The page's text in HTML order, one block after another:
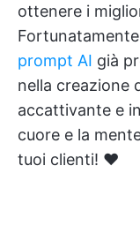
ottenere i
prompt AI già
nella creazione
accattivante e
cuore e la
tuoi clienti! ♥️